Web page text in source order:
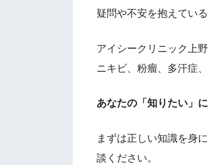
疑問や不安を抱えてい
アイシークリニック上
ニキビ、粉瘤、多汗症
あなたの「知りたい」
まずは正しい知識を身
談ください。